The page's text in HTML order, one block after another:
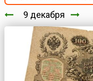
9 декабря